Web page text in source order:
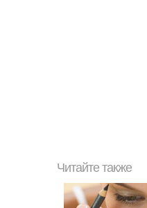
Читайте также